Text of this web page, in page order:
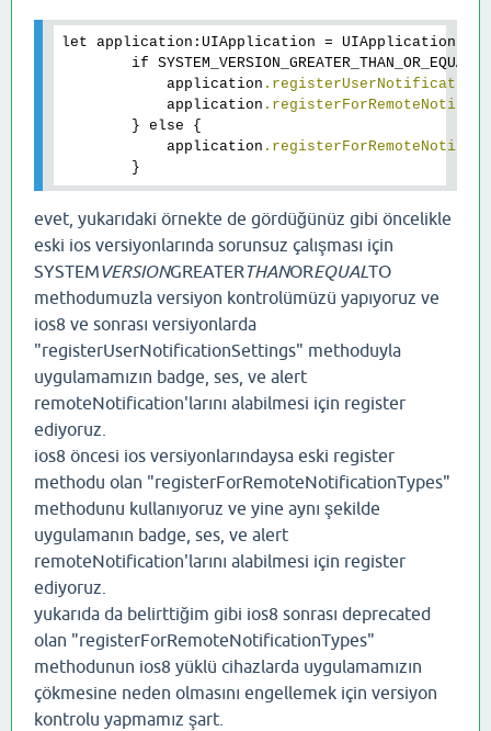
let application:UIApplication = UIApplication
if
            application
            application
        } else {
            application
evet, yukarıdaki örnekte de gördüğünüz gibi öncelikle
eski ios versiyonlarında sorunsuz çalışması için
SYSTEMVERSIONGREATERTHANOREQUALTO
methodumuzla versiyon kontrolümüzü yapıyoruz ve
ios8 ve sonrası versiyonlarda
"registerUserNotificationSettings" methoduyla
uygulamamızın badge, ses, ve alert
remoteNotification'larını alabilmesi için register
ediyoruz.
ios8 öncesi ios versiyonlarındaysa eski register
methodu olan "registerForRemoteNotificationTypes"
methodunu kullanıyoruz ve yine aynı şekilde
uygulamanın badge, ses, ve alert
remoteNotification'larını alabilmesi için register
ediyoruz.
yukarıda da belirttiğim gibi ios8 sonrası deprecated
olan "registerForRemoteNotificationTypes"
methodunun ios8 yüklü cihazlarda uygulamamızın
çökmesine neden olmasını engellemek için versiyon
kontrolu yapmamız şart.